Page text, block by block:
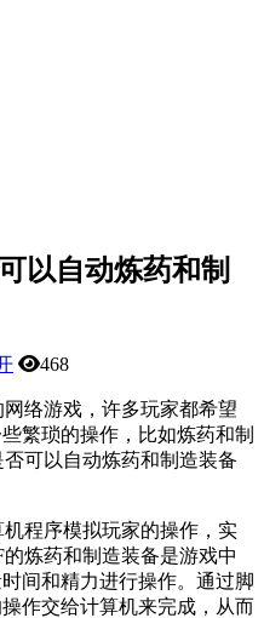
以自动炼药和制
468
络游戏，许多玩家都希望
繁琐的操作，比如炼药和制
可以自动炼药和制造装备
程序模拟玩家的操作，实
炼药和制造装备是游戏中
间和精力进行操作。通过脚
作交给计算机来完成，从而